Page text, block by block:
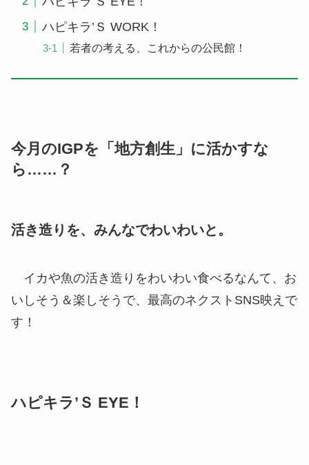
ハピキラ’Ｓ WORK！
若者の考える、これからの公民館！
今月のIGPを「地方創生」に活かすな
ら……？
活き造りを、みんなでわいわいと。
イカや魚の活き造りをわいわい食べるなんて、お
いしそう＆楽しそうで、最高のネクストSNS映えで
す！
ハピキラ’Ｓ EYE！